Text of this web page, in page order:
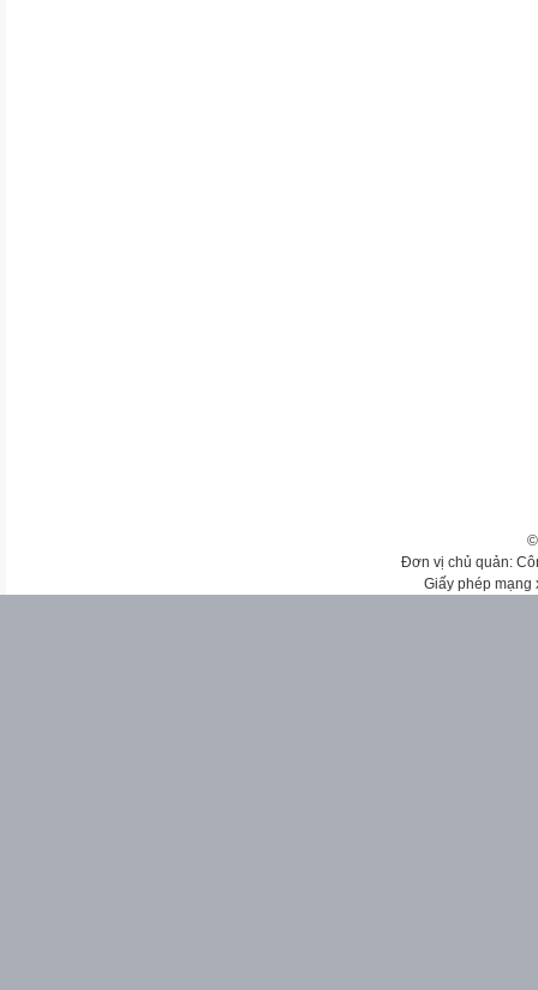
Đơn vị chủ quản:
Giấy phép mạng